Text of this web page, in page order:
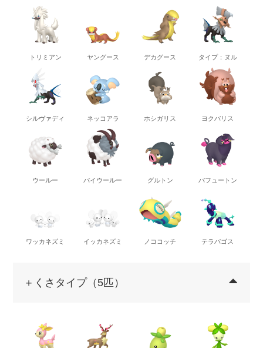
トリミアン ヤングース デカグース タイプ：ヌル
シルヴァディ ネッコアラ ホシガリス ヨクバリス
ウールー バイウールー グルトン パフュートン
ワッカネズミ イッカネズミ ノココッチ テラパゴス
＋くさタイプ（5匹）